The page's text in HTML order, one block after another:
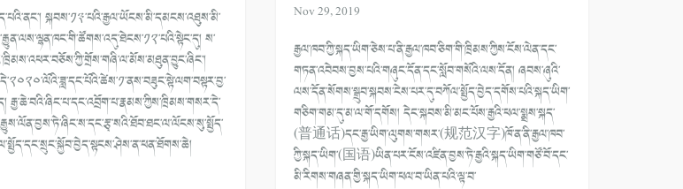
སྐབས་༡༣་པའི་རྒྱལ་ཡོངས་མི་དམངས་འཐུས་མི་
ས་
རྒྱ་ཆེ་བའི་ཞིང་པ་དང་འབྲོག་པ་རྣམས་ཀྱིས་ཁྲིམས་གསར་དེ་
Nov 29, 2019
རྒྱལ་ཁབ་ཀྱི་སྐད་ཡིག་ཅེས་པ་ནི་རྒྱལ་ཁབ་ཅིག་གི་ཁྲིམས་ཀྱིས་ངོས་ལེན་དང་
གཏན་འབེབས་བྱས་པའི་གཞུང་དོན་དང་སློབ་གསོའི་ལས་དོན། ཞབས་ཞུའི་
ལས་དོན་སོགས་སྒྲུབ་སྐབས་ངེས་པར་དུ་བཀོལ་སྤྱོད་བྱེད་དགོས་པའི་སྐད་ཡིག་
གཅིག་གམ་དུ་མ་ལ་གོ་དགོས། དེང་སྐབས་མི་མང་པོས་རྒྱའི་ཕལ་སྨྲས་སྐད་
(普通话)དང་རྒྱ་ཡིག་ལུགས་གསར་(规范汉字)ཁོ་ན་ནི་རྒྱལ་ཁབ་
ཀྱི་སྐད་ཡིག་(国语)ཡིན་པར་ངོས་འཛིན་བྱས་ཏེ་རྒྱའི་སྐད་ཡིག་གཙོ་བོ་དང་
མི་རིགས་གཞན་གྱི་སྐད་ཡིག་ཕལ་བ་ཡིན་པའི་ལྟ་བ་